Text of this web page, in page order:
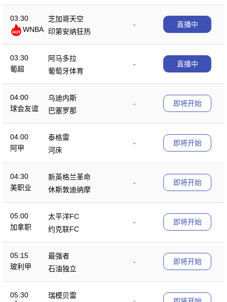
03:30
WNBA
芝加哥天空
-
印第安纳狂热
直播中
03:30
葡超
阿马多拉
-
葡萄牙体育
直播中
04:00
球会友谊
乌迪内斯
-
巴塞罗那
即将开始
04:00
阿甲
泰格雷
-
河床
即将开始
04:30
美职业
新英格兰革命
-
休斯敦迪纳摩
即将开始
05:00
加拿职
太平洋FC
-
约克联FC
即将开始
05:15
玻利甲
最强者
-
石油独立
即将开始
05:30
瑞模贝雷